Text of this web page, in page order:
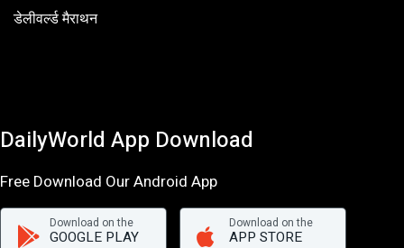
डेलीवर्ल्ड मैराथन
DailyWorld App Download
Free Download Our Android App
Download on the
GOOGLE PLAY
Download on the
APP STORE